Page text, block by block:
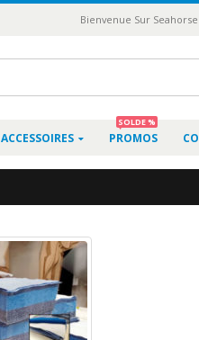
Bienvenue Sur
ACCESSOIRES PROMOS
SOLDE %